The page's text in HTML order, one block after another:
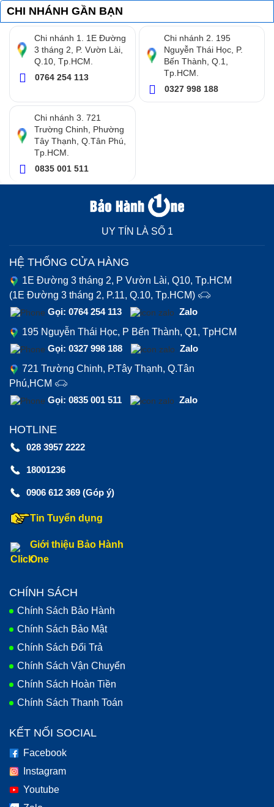
chóng, lấy ngay trong ngày.
Thời gian bảo hành dài, nhiều ưu đãi hấp dẫn.
Nhân viên tại Bảo Hành One luôn hỗ trợ khách hành
thay màn hình Vivo U10 mới
yêu của mình? Hãy chọn ngay Bảo Hành One. Đến
với
Bảo Hành One, bạn sẽ được trải nghiệm thay
màn hình điện thoại Vivo U10 tốt nhất. Ngoài ra, nếu
có bất kỳ thắc mắc cần tư vấn, bạn hãy liên hệ ngay
Hotline 18001236 hoặc đến trực tiếp cửa hàng để
được tư vấn và giải đáp.
CHI NHÁNH GẦN BẠN
Chi nhánh 1. 1E Đường
3 tháng 2, P. Vườn Lài,
Q.10, Tp.HCM.
0764 254 113
Chi nhánh 2. 195
Nguyễn Thái Học, P.
Bến Thành, Q.1,
Tp.HCM.
0327 998 188
Chi nhánh 3. 721
Trường Chinh, Phường
Tây Thạnh, Q.Tân Phú,
Tp.HCM.
0835 001 511
UY TÍN LÀ SỐ 1
HỆ THỐNG CỬA HÀNG
1E Đường 3 tháng 2, P Vườn Lài, Q10, Tp.HCM
(1E Đường 3 tháng 2, P.11, Q.10, Tp.HCM)
Gọi: 0764 254 113
Zalo
195 Nguyễn Thái Học, P Bến Thành, Q1, TpHCM
Gọi: 0327 998 188
Zalo
721 Trường Chinh, P.Tây Thạnh, Q.Tân
Phú,HCM
Gọi: 0835 001 511
Zalo
HOTLINE
028 3957 2222
18001236
0906 612 369 (Góp ý)
Tin Tuyển dụng
Giới thiệu Bảo Hành
One
CHÍNH SÁCH
Chính Sách Bảo Hành
Chính Sách Bảo Mật
Chính Sách Đổi Trả
Chính Sách Vận Chuyển
Chính Sách Hoàn Tiền
Chính Sách Thanh Toán
KẾT NỐI SOCIAL
Facebook
Instagram
Youtube